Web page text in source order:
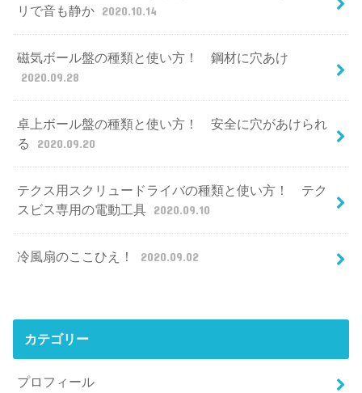
リで音も静か 2020.10.14
磁気ボール盤の種類と使い方！ 鋼材に穴あけ
2020.09.28
卓上ボール盤の種類と使い方！ 安全に穴があけられ
る
2020.09.20
テクス用スクリュードライバの種類と使い方！ テク
スビス専用の電動工具 2020.09.10
冷風扇のここひえ！ 2020.09.02
カテゴリー
プロフィール